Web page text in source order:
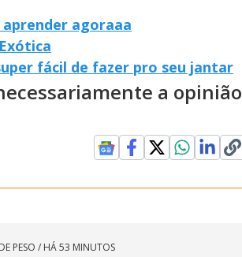
agoraaa
fácil de fazer pro seu jantar
a opinião
PESO / HÁ 53 MINUTOS